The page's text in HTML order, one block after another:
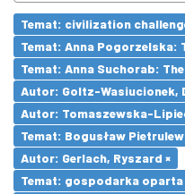
Temat: civilization
Temat: Anna
Temat: Anna Suchorab:
Autor: Goltz-Wasiucionek,
Autor: Tomaszewska-
Temat: Bogusław
Autor: Gerlach, Ryszard ×
Temat: gospodarka oparta